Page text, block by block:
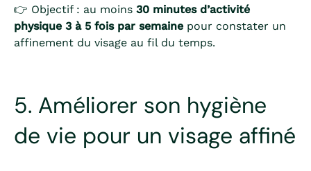
👉 Objectif : au moins 30 minutes d’activité
physique 3 à 5 fois par semaine pour constater un
affinement du visage au fil du temps.
5. Améliorer son hygiène
de vie pour un visage affiné